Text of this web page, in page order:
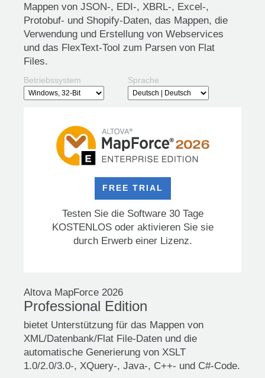
Mappen von JSON-, EDI-, XBRL-, Excel-,
Protobuf- und Shopify-Daten, das Mappen, die
Verwendung und Erstellung von Webservices
und das FlexText-Tool zum Parsen von Flat
Files.
Betriebssystem Sprache
FREE TRIAL
Testen Sie die Software 30 Tage
KOSTENLOS oder aktivieren Sie sie
durch Erwerb einer Lizenz.
Altova MapForce 2026
Professional Edition
bietet Unterstützung für das Mappen von
XML/Datenbank/Flat File-Daten und die
automatische Generierung von XSLT
1.0/2.0/3.0-, XQuery-, Java-, C++- und C#-Code.